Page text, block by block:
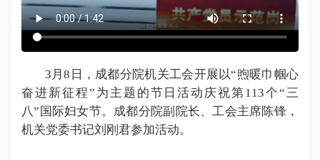
3月8日，成都分院机关工会开展以“煦暖巾帼心
奋进新征程”为主题的节日活动庆祝第113个“三
八”国际妇女节。成都分院副院长、工会主席陈锋，
机关党委书记刘刚君参加活动。